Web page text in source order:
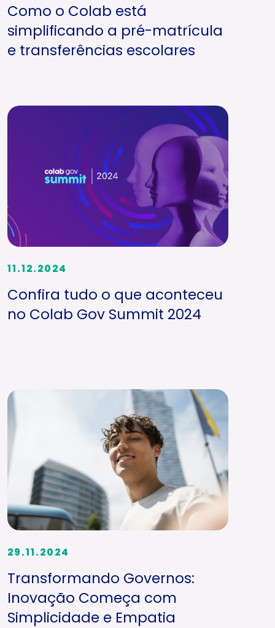
Como o Colab está
simplificando a pré-matrícula
e transferências escolares
11.12.2024
Confira tudo o que aconteceu
no Colab Gov Summit 2024
29.11.2024
Transformando Governos:
Inovação Começa com
Simplicidade e Empatia